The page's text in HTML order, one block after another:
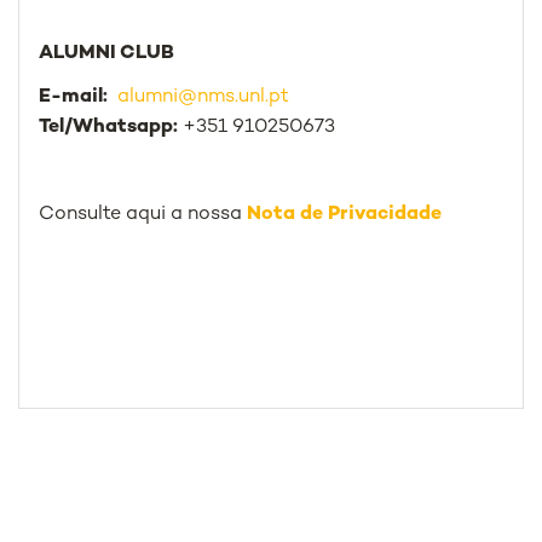
ALUMNI CLUB
E-mail: alumni@nms.unl.pt
Tel/Whatsapp: +351 910250673
Consulte aqui a nossa Nota de Privacidade